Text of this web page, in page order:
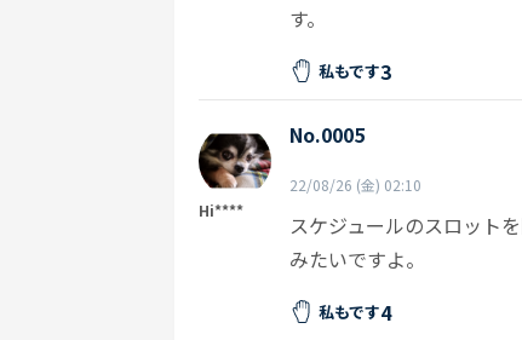
す。
私もです3
Hi****
No.0005
22/08/26 (金) 02:10
スケジュールのスロット
みたいですよ。
私もです4